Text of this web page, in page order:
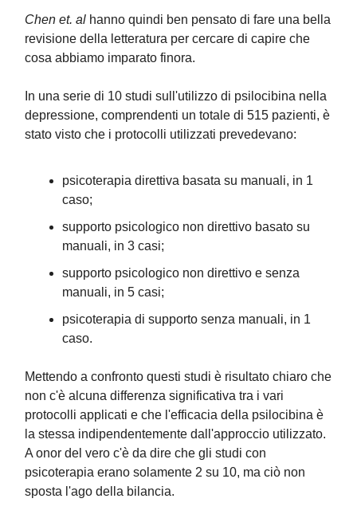
Chen et. al hanno quindi ben pensato di fare una bella
revisione della letteratura per cercare di capire che
cosa abbiamo imparato finora.
In una serie di 10 studi sull'utilizzo di psilocibina nella
depressione, comprendenti un totale di 515 pazienti, è
stato visto che i protocolli utilizzati prevedevano:
psicoterapia direttiva basata su manuali, in 1
caso;
supporto psicologico non direttivo basato su
manuali, in 3 casi;
supporto psicologico non direttivo e senza
manuali, in 5 casi;
psicoterapia di supporto senza manuali, in 1
caso.
Mettendo a confronto questi studi è risultato chiaro che
non c'è alcuna differenza significativa tra i vari
protocolli applicati e che l'efficacia della psilocibina è
la stessa indipendentemente dall'approccio utilizzato.
A onor del vero c'è da dire che gli studi con
psicoterapia erano solamente 2 su 10, ma ciò non
sposta l'ago della bilancia.